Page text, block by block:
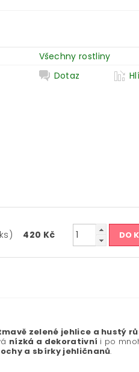
Všechny rostliny
Dotaz
420 Kč
zelené jehlice a hustý
nízká a dekorativní i po
a sbírky jehličnanů.